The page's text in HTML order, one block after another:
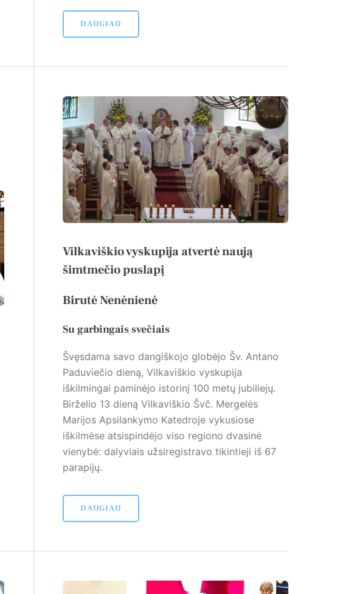
DAUGIAU
Vilkaviškio vyskupija atvertė naują
šimtmečio puslapį
Birutė Nenėnienė
Su garbingais svečiais
Švęsdama savo dangiškojo globėjo Šv. Antano
Paduviečio dieną, Vilkaviškio vyskupija
iškilmingai paminėjo istorinį 100 metų jubiliejų.
Birželio 13 dieną Vilkaviškio Švč. Mergelės
Marijos Apsilankymo Ka­ted­roje vykusiose
iškilmėse atsispindėjo viso regiono dvasinė
vienybė: dalyviais užsiregistravo tikintieji iš 67
parapijų.
DAUGIAU